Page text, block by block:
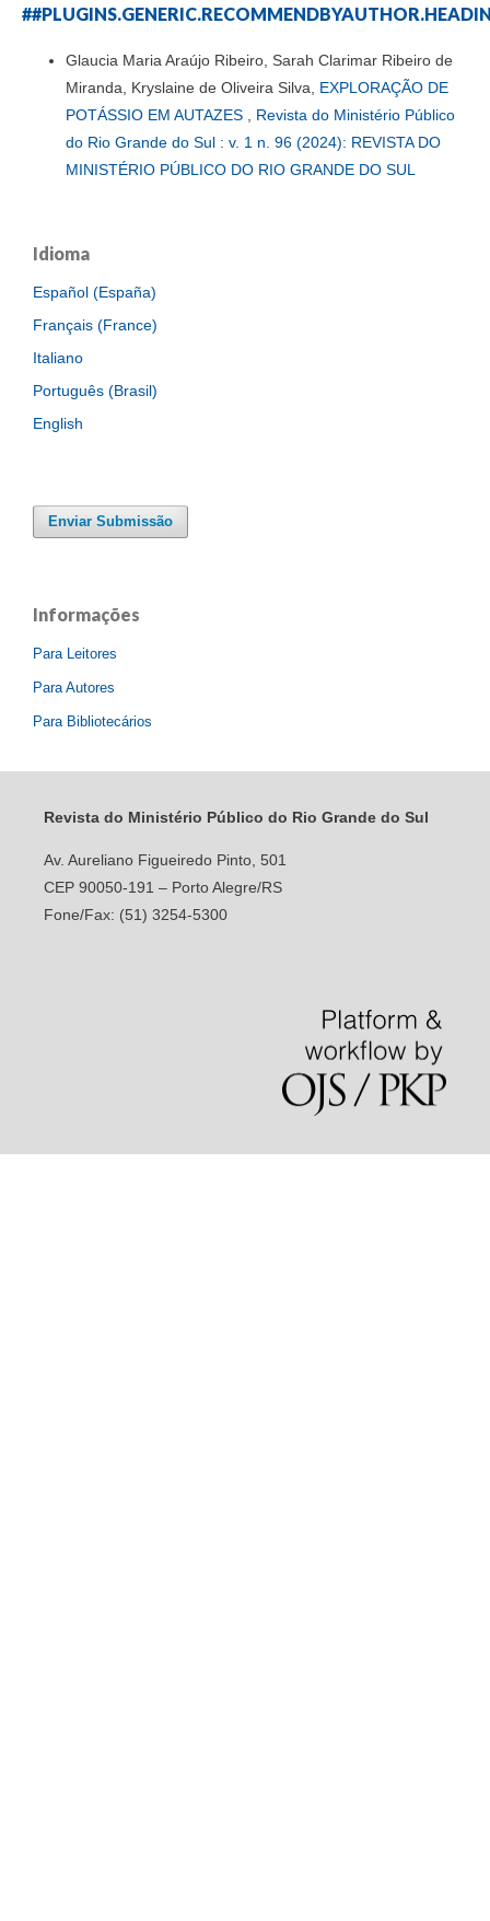
Glaucia Maria Araújo Ribeiro, Sarah Clarimar Ribeiro de
Miranda, Kryslaine de Oliveira Silva, EXPLORAÇÃO DE
POTÁSSIO EM AUTAZES
Revista do Ministério Público
do Rio Grande do Sul : v. 1 n. 96 (2024): REVISTA DO
MINISTÉRIO PÚBLICO DO RIO GRANDE DO SUL
Idioma
Español (España)
Français (France)
Italiano
Português (Brasil)
English
Enviar Submissão
Informações
Para Leitores
Para Autores
Para Bibliotecários
Revista do Ministério Público do Rio Grande do Sul
Av. Aureliano Figueiredo Pinto, 501
CEP 90050-191 – Porto Alegre/RS
Fone/Fax: (51) 3254-5300